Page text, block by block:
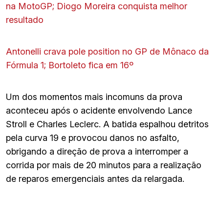
na MotoGP; Diogo Moreira conquista melhor
resultado
Antonelli crava pole position no GP de Mônaco da
Fórmula 1; Bortoleto fica em 16º
Um dos momentos mais incomuns da prova
aconteceu após o acidente envolvendo Lance
Stroll e Charles Leclerc. A batida espalhou detritos
pela curva 19 e provocou danos no asfalto,
obrigando a direção de prova a interromper a
corrida por mais de 20 minutos para a realização
de reparos emergenciais antes da relargada.